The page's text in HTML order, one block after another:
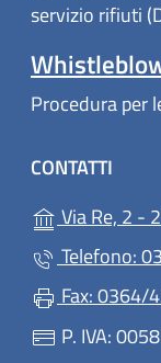
servizio rifiuti
Procedura per
CONTATTI
Via Re, 2 -
Telefono:
Fax: 0364/
P. IVA: